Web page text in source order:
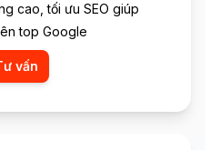
cao, tối ưu SEO giúp
top Google
vấn